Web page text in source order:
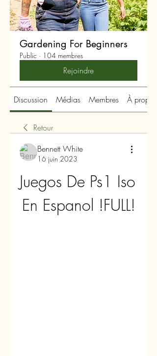
Gardening For Beginners
Public · 104 membres
Rejoindre
Discussion Médias Membres À propos
Retour
Bennett White
16 juin 2023
Juegos De Ps1 Iso
En Espanol !FULL!